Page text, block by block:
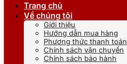
Trang chủ
Về chúng tôi
Giới thiệu
Hướng dẫn mua hàng
Phương thức thanh toán
Chính sách vận chuyển
Chính sách bảo hành